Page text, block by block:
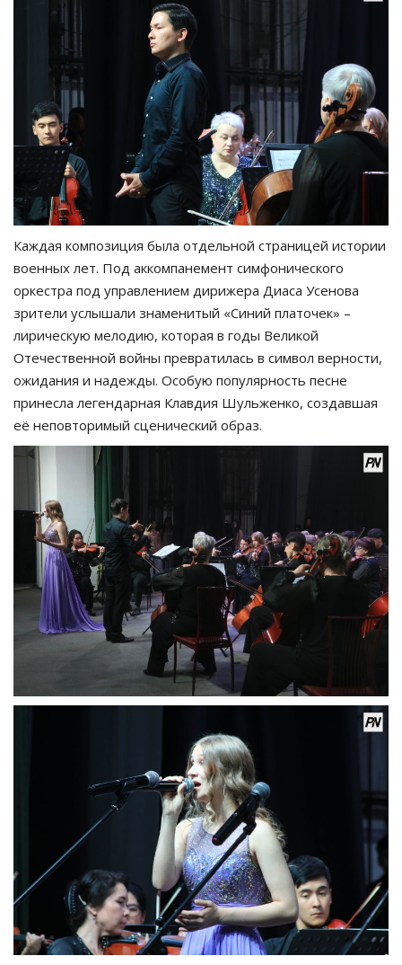
Каждая композиция была отдельной страницей истории
военных лет. Под аккомпанемент симфонического
оркестра под управлением дирижера Диаса Усенова
зрители услышали знаменитый «Синий платочек» –
лирическую мелодию, которая в годы Великой
Отечественной войны превратилась в символ верности,
ожидания и надежды. Особую популярность песне
принесла легендарная Клавдия Шульженко, создавшая
её неповторимый сценический образ.